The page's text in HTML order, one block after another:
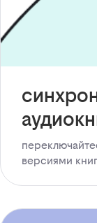
версиями